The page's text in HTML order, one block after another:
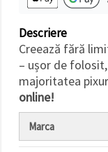
Descriere
Creează fără
– ușor de
majoritatea
online!
Marca